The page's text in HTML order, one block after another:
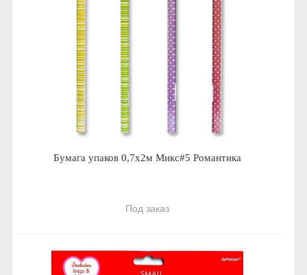
Бумага упаков 0,7х2м Микс#5 Романтика
Под заказ